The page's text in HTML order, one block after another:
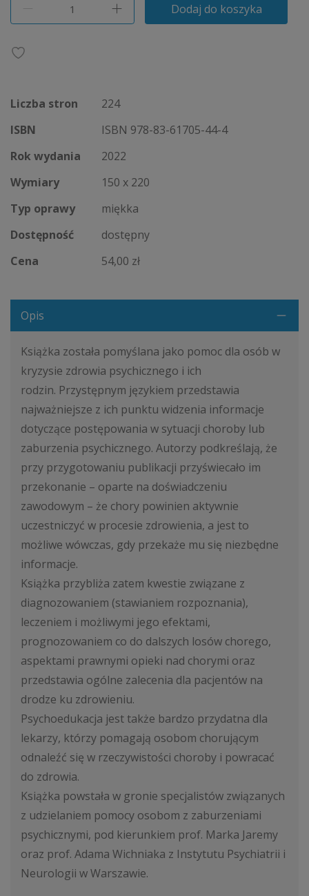
Dodaj do koszyka
Liczba stron
224
ISBN
ISBN 978-83-61705-44-4
Rok wydania
2022
Wymiary
150 x 220
Typ oprawy
miękka
Dostępność
dostępny
Cena
54,00 zł
Opis
Książka została pomyślana jako pomoc dla osób w
kryzysie zdrowia psychicznego i ich
rodzin. Przystępnym językiem przedstawia
najważniejsze z ich punktu widzenia informacje
dotyczące postępowania w sytuacji choroby lub
zaburzenia psychicznego. Autorzy podkreślają, że
przy przygotowaniu publikacji przyświecało im
przekonanie – oparte na doświadczeniu
zawodowym – że chory powinien aktywnie
uczestniczyć w procesie zdrowienia, a jest to
możliwe wówczas, gdy przekaże mu się niezbędne
informacje.
Książka przybliża zatem kwestie związane z
diagnozowaniem (stawianiem rozpoznania),
leczeniem i możliwymi jego efektami,
prognozowaniem co do dalszych losów chorego,
aspektami prawnymi opieki nad chorymi oraz
przedstawia ogólne zalecenia dla pacjentów na
drodze ku zdrowieniu.
Psychoedukacja jest także bardzo przydatna dla
lekarzy, którzy pomagają osobom chorującym
odnaleźć się w rzeczywistości choroby i powracać
do zdrowia.
Książka powstała w gronie specjalistów związanych
z udzielaniem pomocy osobom z zaburzeniami
psychicznymi, pod kierunkiem prof. Marka Jaremy
oraz prof. Adama Wichniaka z Instytutu Psychiatrii i
Neurologii w Warszawie.